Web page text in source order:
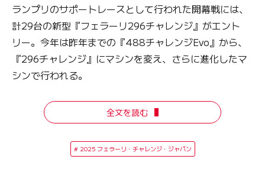
ランプリのサポートレースとして行われた開幕戦には、
計29台の新型『フェラーリ296チャレンジ』がエント
リー。今年は昨年までの『488チャレンジEvo』から、
『296チャレンジ』にマシンを変え、さらに進化したマ
シンで行われる。
全文を読む
2025 フェラーリ・チャレンジ・ジャパン